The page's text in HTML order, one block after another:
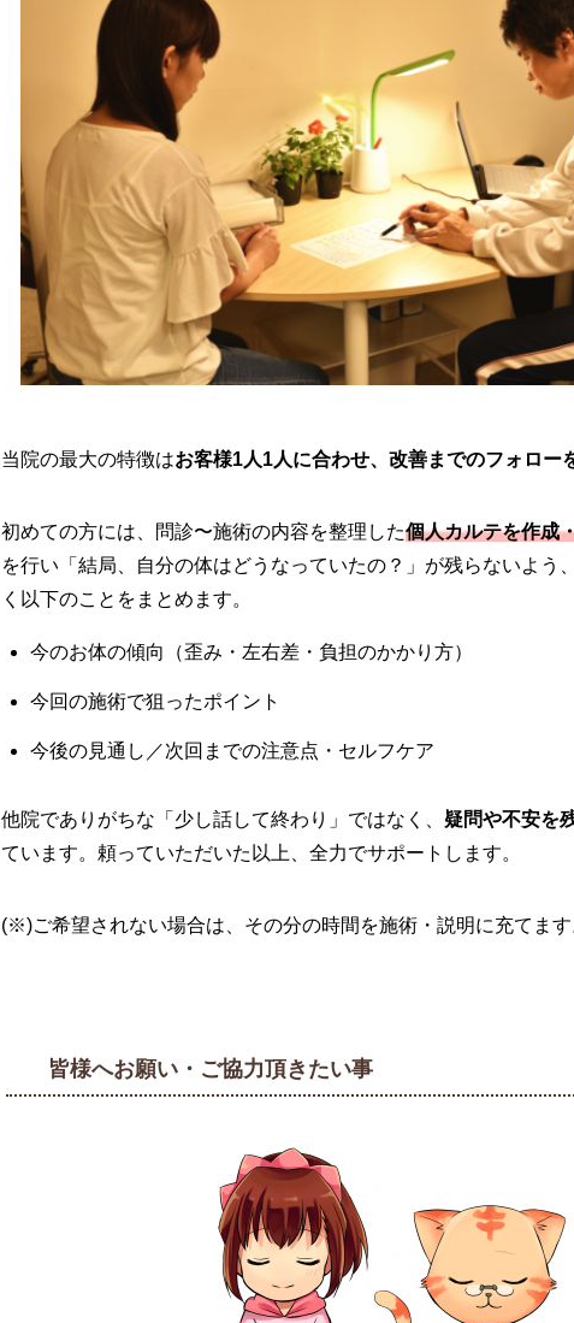
当院の最大の特徴はお客様1人1人に合わせ、改善までのフォロー
初めての方には、問診〜施術の内容を整理した個人カルテを作成
を行い「結局、自分の体はどうなっていたの？」が残らないよう
く以下のことをまとめます。
今のお体の傾向（歪み・左右差・負担のかかり方）
今回の施術で狙ったポイント
今後の見通し／次回までの注意点・セルフケア
他院でありがちな「少し話して終わり」ではなく、 疑問や不安を
ています。頼っていただいた以上、全力でサポートします。
(※)ご希望されない場合は、その分の時間を施術・説明に充てます
皆様へお願い・ご協力頂きたい事